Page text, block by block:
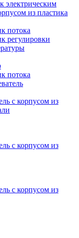
электрическим
из пластика
потока
регулировки
потока
с корпусом из
с корпусом из
с корпусом из